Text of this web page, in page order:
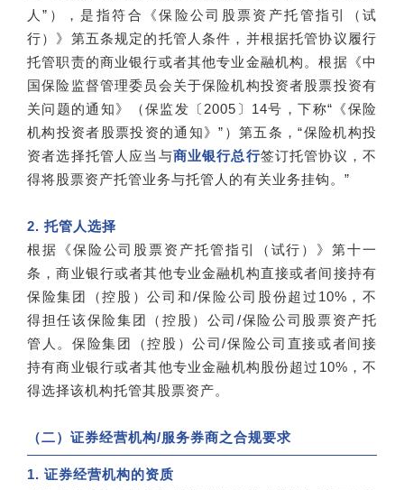
人”），是指符合《保险公司股票资产托管指引（试
行）》第五条规定的托管人条件，并根据托管协议履行
托管职责的商业银行或者其他专业金融机构。根据《中
国保险监督管理委员会关于保险机构投资者股票投资有
关问题的通知》（保监发〔2005〕14号，下称“《保险
机构投资者股票投资的通知》”）第五条，“保险机构投
资者选择托管人应当与商业银行总行签订托管协议，不
得将股票资产托管业务与托管人的有关业务挂钩。”
2. 托管人选择
根据《保险公司股票资产托管指引（试行）》第十一
条，商业银行或者其他专业金融机构直接或者间接持有
保险集团（控股）公司和/保险公司股份超过10%，不
得担任该保险集团（控股）公司/保险公司股票资产托
管人。保险集团（控股）公司/保险公司直接或者间接
持有商业银行或者其他专业金融机构股份超过10%，不
得选择该机构托管其股票资产。
（二）证券经营机构/服务券商之合规要求
1. 证券经营机构的资质